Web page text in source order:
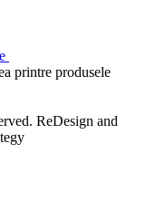
printre produsele
ReDesign and